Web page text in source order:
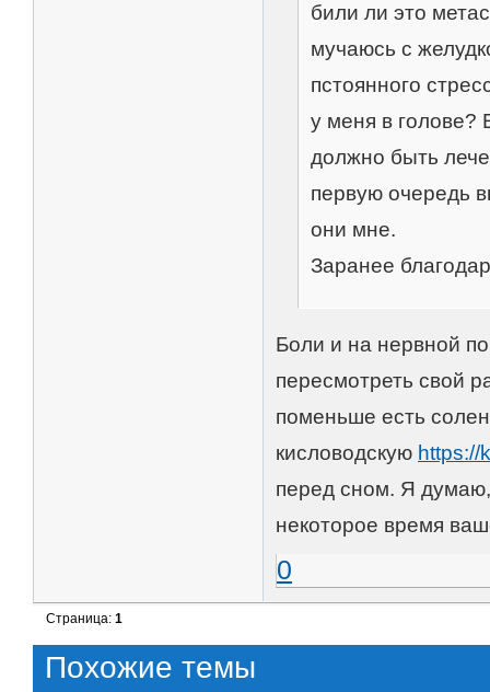
били ли это
мучаюсь с
пстоянного
у меня в голове?
должно быть
первую очередь
они мне.
Заранее
Боли и на нервной
пересмотреть свой
поменьше есть
кисловодскую https://
перед сном. Я думаю,
некоторое время
0
Страница:1
Похожие темы